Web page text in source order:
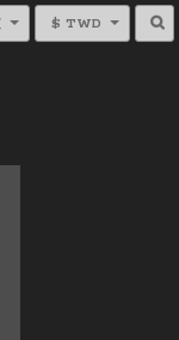
$ TWD